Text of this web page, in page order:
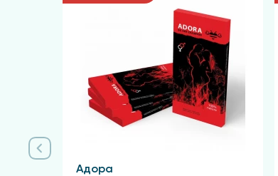
Адора